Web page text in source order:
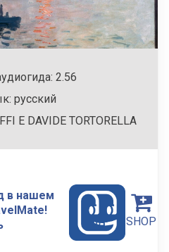
2.56
русский
E DAVIDE TORTORELLA
в нашем
SHOP